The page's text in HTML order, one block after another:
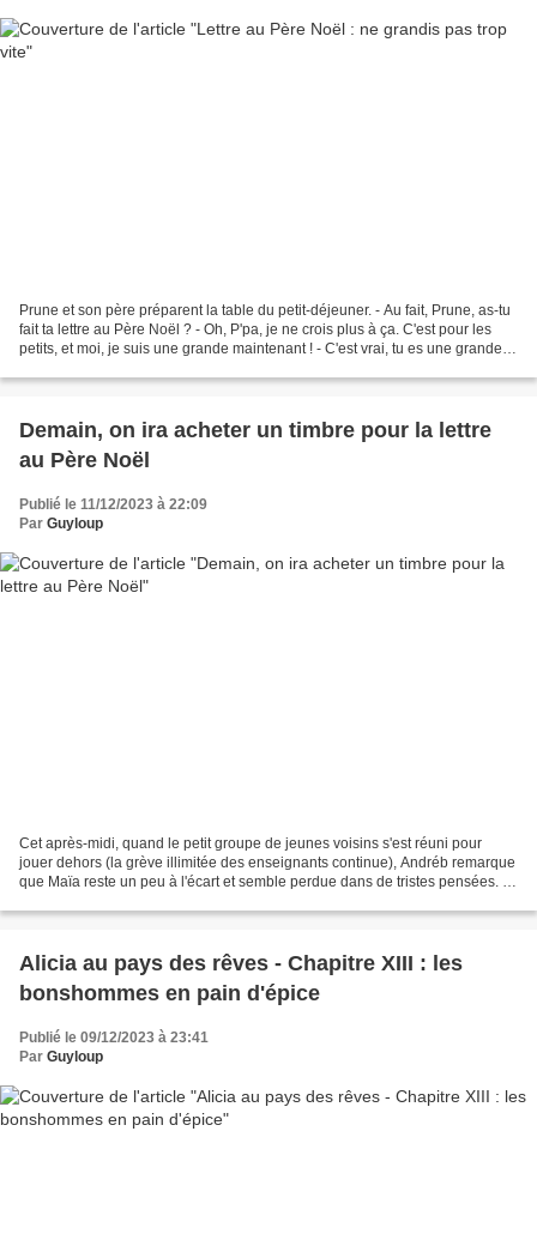
Prune et son père préparent la table du petit-déjeuner. - Au fait, Prune, as-tu
fait ta lettre au Père Noël ? - Oh, P'pa, je ne crois plus à ça. C'est pour les
petits, et moi, je suis une grande maintenant ! - C'est vrai, tu es une grande
Demain, on ira acheter un timbre pour la lettre
au Père Noël
Publié le 11/12/2023 à 22:09
Par Guyloup
Cet après-midi, quand le petit groupe de jeunes voisins s'est réuni pour
jouer dehors (la grève illimitée des enseignants continue), Andréb remarque
que Maïa reste un peu à l'écart et semble perdue dans de tristes pensées. Il
Alicia au pays des rêves - Chapitre XIII : les
bonshommes en pain d'épice
Publié le 09/12/2023 à 23:41
Par Guyloup